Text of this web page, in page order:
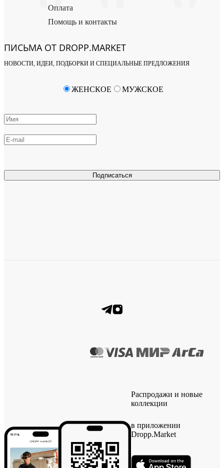
Оплата
Помощь и контакты
ПИСЬМА ОТ DROPP.MARKET
НОВОСТИ, ИДЕИ, ПОДБОРКИ И СПЕЦИАЛЬНЫЕ ПРЕДЛОЖЕНИЯ
Подписаться
ЖЕНСКОЕ МУЖСКОЕ
Распродажи и новые
коллекции
в приложении
Dropp.Market